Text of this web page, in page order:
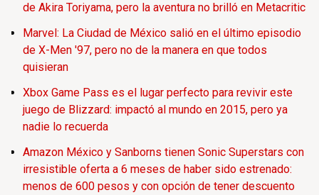
de Akira Toriyama, pero la aventura no brilló en Metacritic
Marvel: La Ciudad de México salió en el último episodio
de X-Men '97, pero no de la manera en que todos
quisieran
Xbox Game Pass es el lugar perfecto para revivir este
juego de Blizzard: impactó al mundo en 2015, pero ya
nadie lo recuerda
Amazon México y Sanborns tienen Sonic Superstars con
irresistible oferta a 6 meses de haber sido estrenado:
menos de 600 pesos y con opción de tener descuento